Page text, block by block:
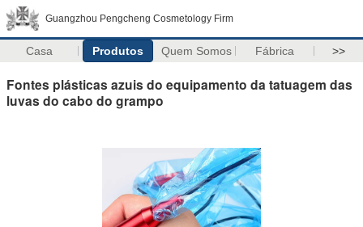
Guangzhou Pengcheng Cosmetology Firm
Casa Produtos Quem Somos Fábrica >>
Fontes plásticas azuis do equipamento da tatuagem das
luvas do cabo do grampo